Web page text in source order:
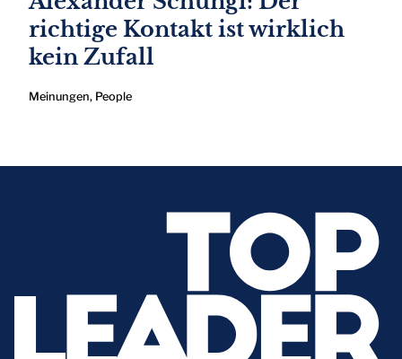
richtige Kontakt ist wirklich
kein Zufall
Meinungen, People